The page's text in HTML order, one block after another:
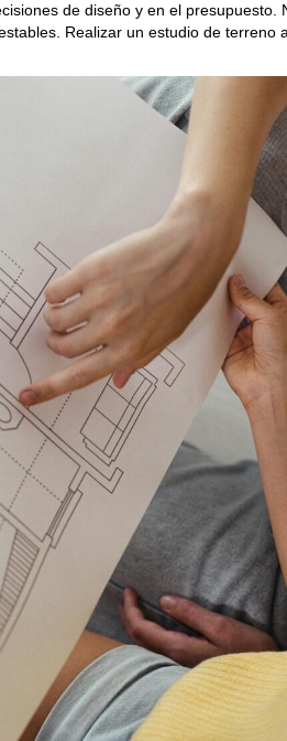
de diseño y en el presupuesto.
Realizar un estudio de terreno
o un plan por fases. Si bien
recomendamos un diseño
podrían aumentar costos y tiempo.
son limitados o si se espera una
y presupuesto. La falta de una
realista que contemple todas
los imprevistos posibles. En
del proyecto, por lo que siempre
el que trabajes. No se trata solo